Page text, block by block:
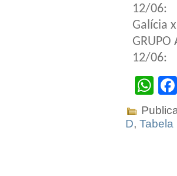
12/06:
Galícia
GRUPO
12/06:
D, Tabela